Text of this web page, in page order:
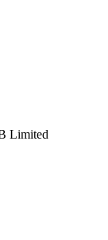
Limited